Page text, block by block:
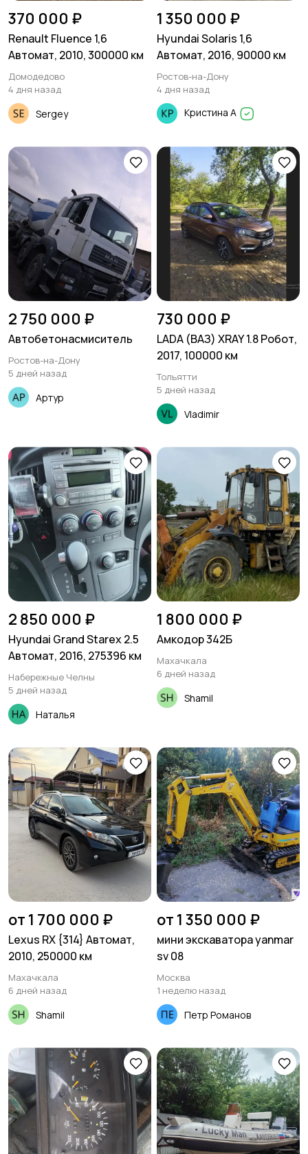
370 000 ₽
Renault Fluence 1,6
Автомат, 2010, 300000 км
Домодедово
4 дня назад
Sergey
1 350 000 ₽
Hyundai Solaris 1,6
Автомат, 2016, 90000 км
Ростов-на-Дону
4 дня назад
Кристина А
2 750 000 ₽
Автобетонасмиситель
Ростов-на-Дону
5 дней назад
Артур
730 000 ₽
LADA (ВАЗ) XRAY 1.8 Робот,
2017, 100000 км
Тольятти
5 дней назад
Vladimir
2 850 000 ₽
Hyundai Grand Starex 2.5
Автомат, 2016, 275396 км
Набережные Челны
5 дней назад
Наталья
1 800 000 ₽
Амкодор 342Б
Махачкала
6 дней назад
Shamil
от 1 700 000 ₽
Lexus RX {314} Автомат,
2010, 250000 км
Махачкала
6 дней назад
Shamil
от 1 350 000 ₽
мини экскаватора yanmar
sv 08
Москва
1 неделю назад
Петр Романов